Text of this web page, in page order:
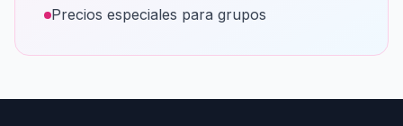
Precios especiales para grupos